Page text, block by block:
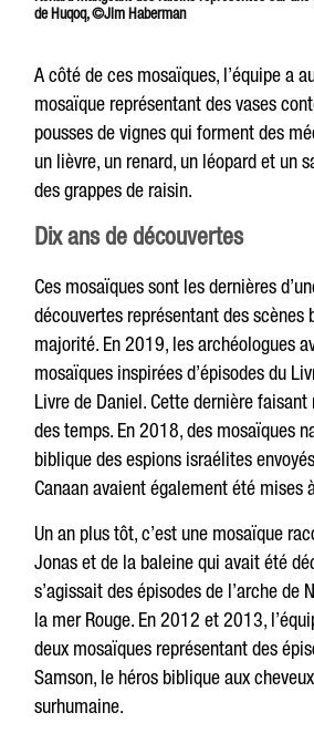
de Huqoq, ©Jim Haberman
A côté de ces mosaïques, l’équipe a
mosaïque représentant des vases
pousses de vignes qui forment des
un lièvre, un renard, un léopard et un
des grappes de raisin.
Dix ans de découvertes
Ces mosaïques sont les dernières
découvertes représentant des scènes
majorité. En 2019, les archéologues
mosaïques inspirées d’épisodes du
Livre de Daniel. Cette dernière
des temps. En 2018, des mosaïques
biblique des espions israélites
Canaan avaient également été mises
Un an plus tôt, c’est une mosaïque
Jonas et de la baleine qui avait été
s’agissait des épisodes de l’arche de
la mer Rouge. En 2012 et 2013,
deux mosaïques représentant des
Samson, le héros biblique aux
surhumaine.